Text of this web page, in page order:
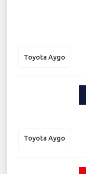
Toyota Aygo
Toyota Aygo